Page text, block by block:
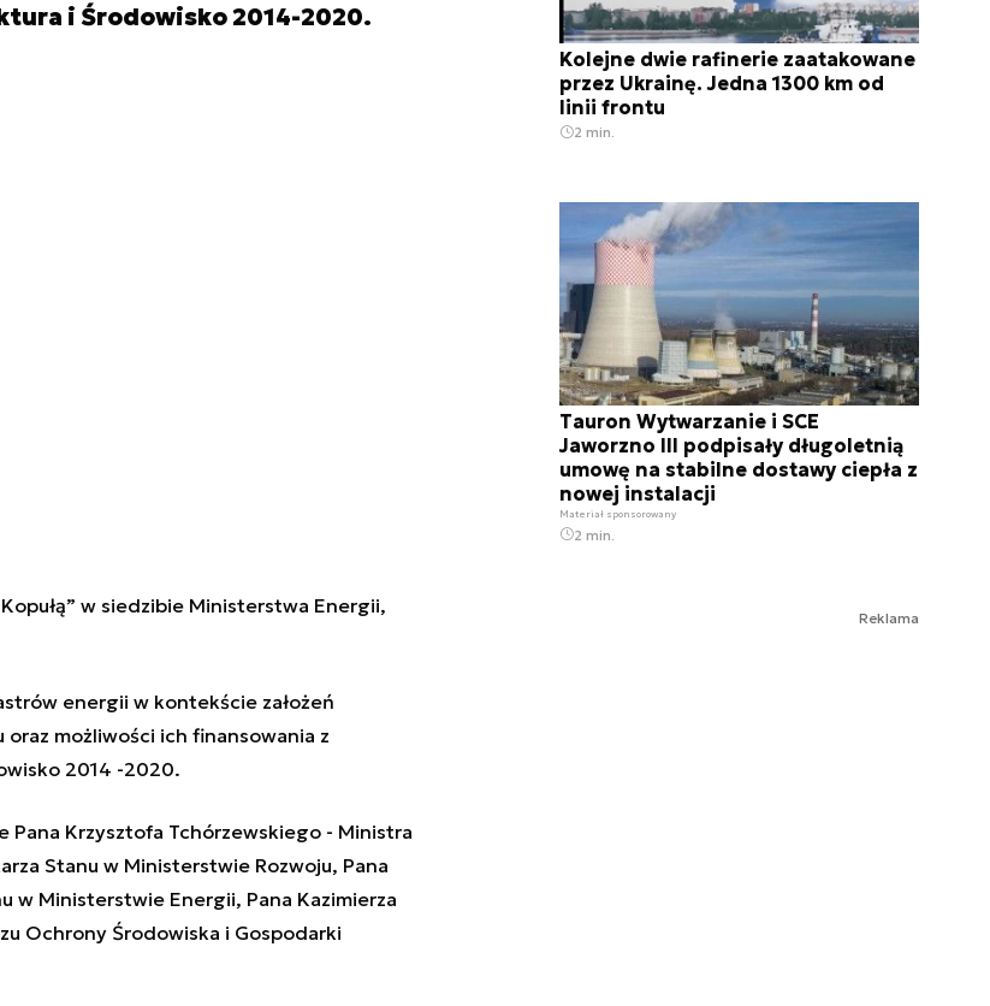
i Środowisko 2014-2020.
w siedzibie Ministerstwa Energii,
energii w kontekście założeń
możliwości ich finansowania z
2014 -2020.
Krzysztofa Tchórzewskiego - Ministra
Stanu w Ministerstwie Rozwoju, Pana
w Ministerstwie Energii, Pana Kazimierza
Ochrony Środowiska i Gospodarki
Kolejne dwie rafinerie zaatakowane
przez Ukrainę. Jedna 1300 km od
linii frontu
2 min.
Tauron Wytwarzanie i SCE
Jaworzno III podpisały długoletnią
umowę na stabilne dostawy ciepła z
nowej instalacji
Materiał sponsorowany
2 min.
Reklama